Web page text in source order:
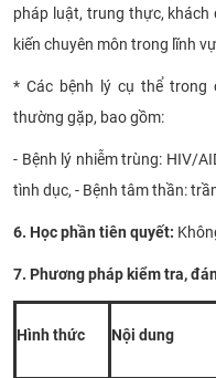
pháp luật, trung thực,
kiến chuyên môn trong lĩnh
* Các bệnh lý cụ thể trong
thường gặp, bao gồm:
- Bệnh lý nhiễm trùng: HIV/
tình dục, - Bệnh tâm thần:
6. Học phần tiên quyết:
7. Phương pháp kiểm tra,
Hình thức Nội dung